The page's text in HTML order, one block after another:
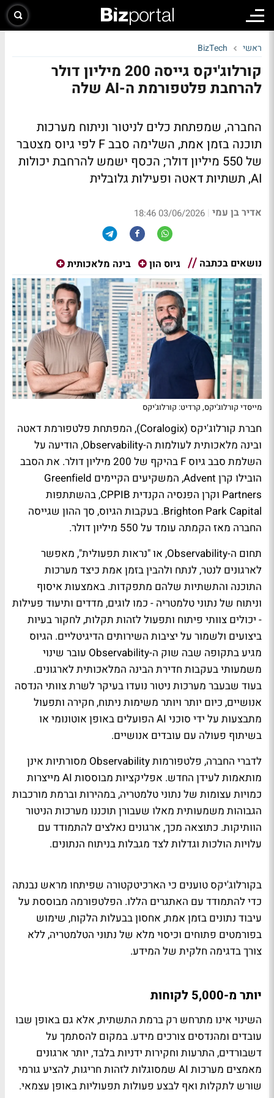
ראשי BizTech
קורלוג'יקס גייסה 200 מיליון דולר
להרחבת פלטפורמת ה-AI שלה
החברה, שמפתחת כלים לניטור וניתוח מערכות
תוכנה בזמן אמת, השלימה סבב F לפי גיוס מצטבר
של 550 מיליון דולר; הכסף ישמש להרחבת יכולות
AI, תשתיות דאטה ופעילות גלובלית
אדיר בן עמי |
03/06/2026 18:46
נושאים בכתבה גיוס הון בינה מלאכותית
מייסדי קורלוג'יקס, קרדיט: קורלוג'יקס
חברת קורלוג'יקס (Coralogix), המפתחת פלטפורמת דאטה
ובינה מלאכותית לעולמות ה-Observability, הודיעה על
השלמת סבב גיוס F בהיקף של 200 מיליון דולר. את הסבב
הובילו קרן Advent, המשקיעים הקיימים Greenfield
Partners וקרן הפנסיה הקנדית CPPIB, בהשתתפות
Brighton Park Capital. בעקבות הגיוס, סך ההון שגייסה
החברה מאז הקמתה עומד על 550 מיליון דולר.
תחום ה-Observability, או "נראות תפעולית", מאפשר
לארגונים לנטר, לנתח ולהבין בזמן אמת כיצד מערכות
התוכנה והתשתיות שלהם מתפקדות. באמצעות איסוף
וניתוח של נתוני טלמטריה - כמו לוגים, מדדים ותיעוד פעילות
- יכולים צוותי פיתוח ותפעול לזהות תקלות, לחקור בעיות
ביצועים ולשמור על יציבות השירותים הדיגיטליים. הגיוס
מגיע בתקופה שבה שוק ה-Observability עובר שינוי
משמעותי בעקבות חדירת הבינה המלאכותית לארגונים.
בעוד שבעבר מערכות ניטור נועדו בעיקר לשרת צוותי הנדסה
אנושיים, כיום יותר ויותר משימות ניתוח, חקירה ותפעול
מתבצעות על ידי סוכני AI הפועלים באופן אוטונומי או
בשיתוף פעולה עם עובדים אנושיים.
לדברי החברה, פלטפורמות Observability מסורתיות אינן
מותאמות לעידן החדש. אפליקציות מבוססות AI מייצרות
כמויות עצומות של נתוני טלמטריה, במהירות וברמת מורכבות
הגבוהות משמעותית מאלו שעבורן תוכננו מערכות הניטור
הוותיקות. כתוצאה מכך, ארגונים נאלצים להתמודד עם
עלויות הולכות וגדלות לצד מגבלות בניתוח הנתונים.
בקורלוג'יקס טוענים כי הארכיטקטורה שפיתחו מראש נבנתה
כדי להתמודד עם האתגרים הללו. הפלטפורמה מבוססת על
עיבוד נתונים בזמן אמת, אחסון בבעלות הלקוח, שימוש
בפורמטים פתוחים וכיסוי מלא של נתוני הטלמטריה, ללא
צורך בדגימה חלקית של המידע.
יותר מ-5,000 לקוחות
השינוי אינו מתרחש רק ברמת התשתית, אלא גם באופן שבו
עובדים ומהנדסים צורכים מידע. במקום להסתמך על
דשבורדים, התרעות וחקירות ידניות בלבד, יותר ארגונים
מאמצים מערכות AI שמסוגלות לזהות חריגות, להציע גורמי
שורש לתקלות ואף לבצע פעולות תפעוליות באופן עצמאי.